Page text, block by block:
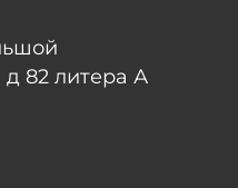
82 литера А